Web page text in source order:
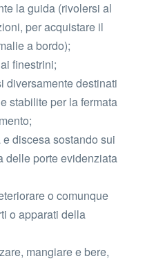
la guida (rivolersi al
per acquistare il
a bordo);
finestrini;
diversamente destinati
stabilite per la fermata
discesa sostando sui
delle porte evidenziata
o comunque
o apparati della
mangiare e bere,